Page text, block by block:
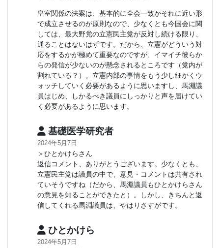
皇室関係の法案は、基本的に全会一致かそれに近い形
で成立させるのが原則なので、少なくとも今国会に関
しては、最大野党の立憲民主党が反対し続ける限り、
通ることはないはずです。だから、立憲がどういう対
応をするかが極めて重要なのですが、イマイチ彼らか
らの発信が少ないのが懸念されるところです（党内が
割れている？）。立憲内部の事情をもう少し細かくウ
ォッチしていく必要があるように思いますし、馬淵議
員はじめ、しかるべき議員にしっかりと声を届けてい
く必要があるように思います。
基礎医学研究者
2024年5月7日
＞ひとかけらさん
返信コメント、ありがとうございます。少なくとも、
立憲民主党は議員の中で、意見・コメントは共有され
ていそうですね（だから、馬淵議員もひとかけらさん
の意見を知ることができたと）。しかし、きちんと返
信してくれる馬淵議員は、やはりさすがです。
ひとかけら
2024年5月7日